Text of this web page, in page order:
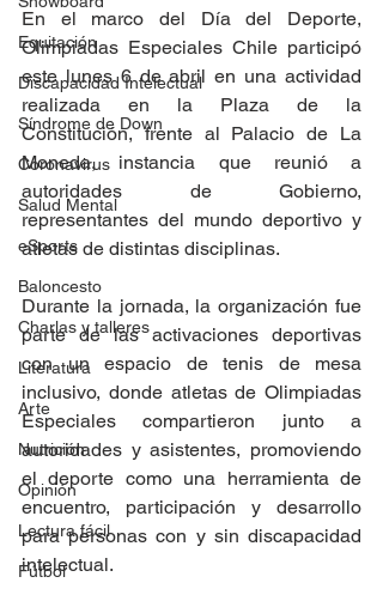
Equitación
Discapacidad Intelectual
Síndrome de Down
Coronavirus
Salud Mental
eSports
Baloncesto
Charlas y talleres
Literatura
Arte
Nutrición
Opinión
Lectura fácil
Fútbol
En el marco del Día del Deporte,
Olimpiadas Especiales Chile participó
este lunes 6 de abril en una actividad
realizada en la Plaza de la
Constitución, frente al Palacio de La
Moneda, instancia que reunió a
autoridades de Gobierno,
representantes del mundo deportivo y
atletas de distintas disciplinas.
Durante la jornada, la organización fue
parte de las activaciones deportivas
con un espacio de tenis de mesa
inclusivo, donde atletas de Olimpiadas
Especiales compartieron junto a
autoridades y asistentes, promoviendo
el deporte como una herramienta de
encuentro, participación y desarrollo
para personas con y sin discapacidad
intelectual.